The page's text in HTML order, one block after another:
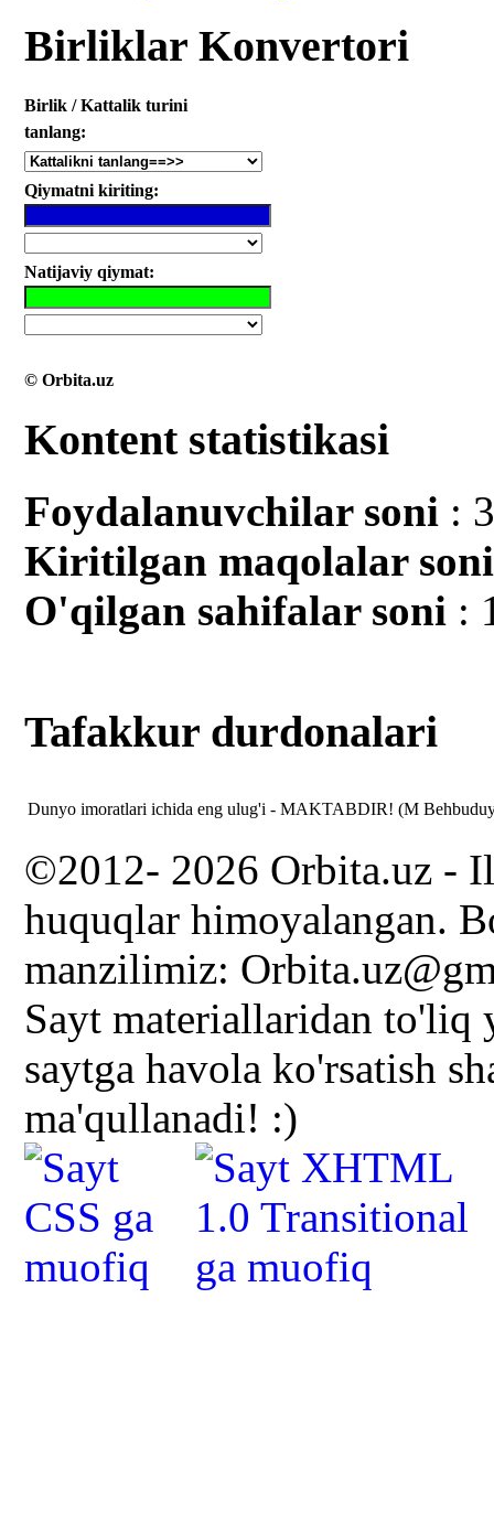
Birliklar Konvertori
Birlik / Kattalik turini
tanlang:
Qiymatni kiriting:
Natijaviy qiymat:
© Orbita.uz
Kontent statistikasi
Foydalanuvchilar soni :
Kiritilgan mаqolalar soni
O'qilgan sahifalar soni :
Tafakkur durdonalari
Dunyo imoratlari ichida eng ulug'i - MAKTABDIR! (M
©2012- 2026 Orbita.uz -
huquqlar himoyalangan.
manzilimiz:
Sayt materiallaridan
saytga havola ko'rsatish
ma'qullanadi! :)